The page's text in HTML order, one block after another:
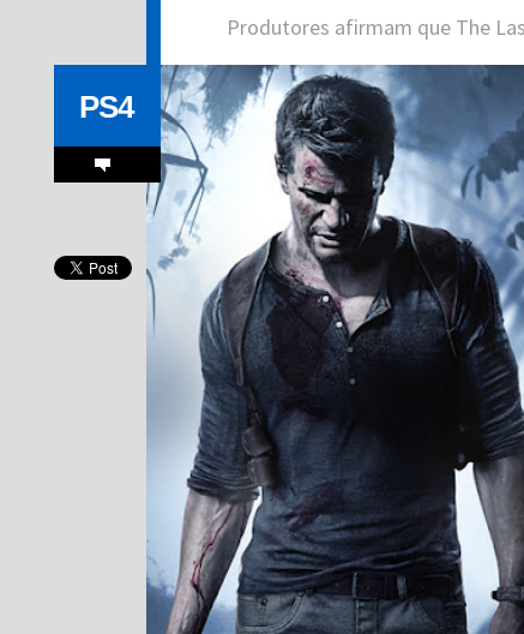
Produtores afirmam que The
PS4